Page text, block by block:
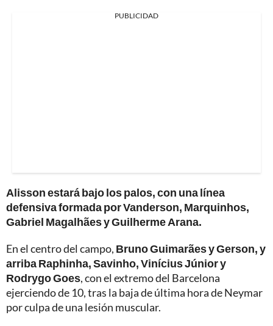
PUBLICIDAD
Alisson estará bajo los palos, con una línea
defensiva formada por Vanderson, Marquinhos,
Gabriel Magalhães y Guilherme Arana.
En el centro del campo, Bruno Guimarães y Gerson, y
arriba Raphinha, Savinho, Vinícius Júnior y
Rodrygo Goes, con el extremo del Barcelona
ejerciendo de 10, tras la baja de última hora de Neymar
por culpa de una lesión muscular.